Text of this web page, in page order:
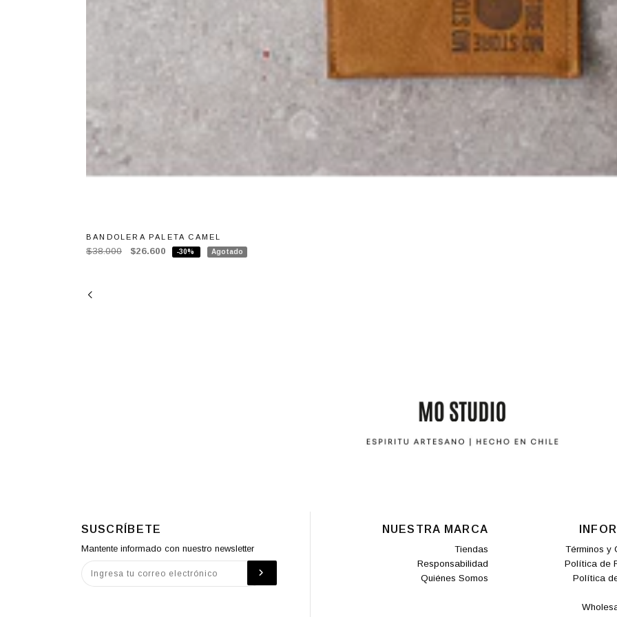
BANDOLERA PALETA CAMEL
$38.000 $26.600 -30% Agotado
SUSCRÍBETE
Mantente informado con nuestro newsletter
NUESTRA MARCA
Tiendas
Responsabilidad
Quiénes Somos
Términos y
Política de
Política